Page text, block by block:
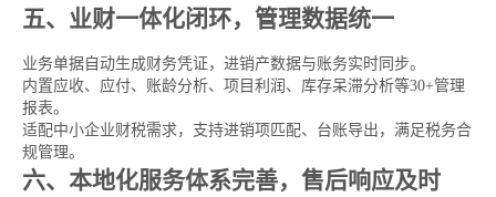
五、业财一体化闭环，管理数据统一
业务单据自动生成财务凭证，进销产数据与账务实时同步。
内置应收、应付、账龄分析、项目利润、库存呆滞分析等30+管理
报表。
适配中小企业财税需求，支持进销项匹配、台账导出，满足税务合
规管理。
六、本地化服务体系完善，售后响应及时